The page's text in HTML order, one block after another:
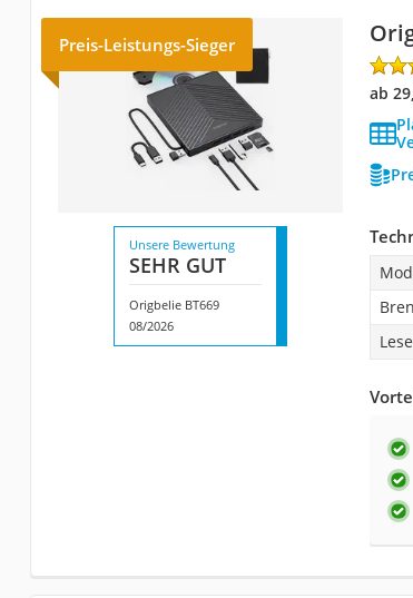
Preis-Leistungs-Sieger
ab
Unsere Bewertung
SEHR GUT
Origbelie BT669
08/2026